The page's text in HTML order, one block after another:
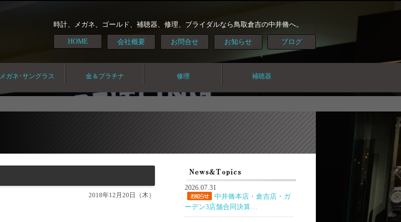
時計、メガネ、ゴールド、補聴器、修理、ブライダルなら鳥取倉吉の中井脩へ。
HOME 会社概要 お問合せ お知らせ ブログ
メガネ･サングラス 金＆プラチナ 修理 補聴器
2018年12月20日（木）
2026.07.31
中井脩本店・倉吉店・ガ
ーデン3店舗合同決算…